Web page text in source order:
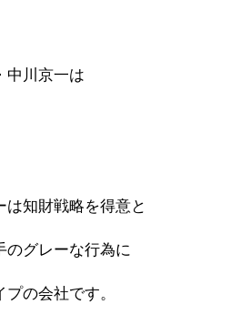
中川京一は
は知財戦略を得意と
のグレーな行為に
の会社です。